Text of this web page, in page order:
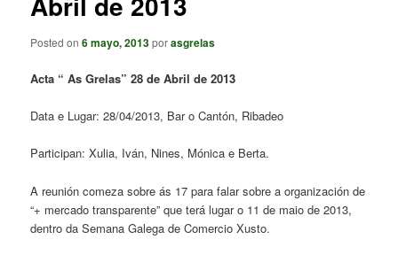
Posted on6 mayo, 2013porasgrelas
Acta “ AsGrelas”28 de Abril de 2013
Data e Lugar: 28/04/2013, Bar o Cantón, Ribadeo
Participan: Xulia, Iván, Nines, Mónica e Berta.
A reunión comeza sobre ás 17 para falar sobre a organización de
“+ mercado transparente” que terá lugar o 11 de maio de 2013,
dentro da Semana Galega de Comercio Xusto.